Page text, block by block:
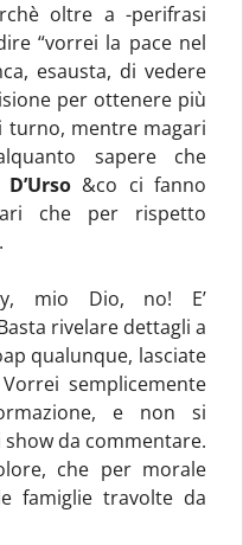
oltre a -perifrasi
“vorrei la pace nel
esausta, di vedere
per ottenere più
turno, mentre magari
sapere che
&co ci fanno
che per rispetto
mio Dio, no! E’
rivelare dettagli a
qualunque, lasciate
semplicemente
e non si
da commentare.
che per morale
famiglie travolte da